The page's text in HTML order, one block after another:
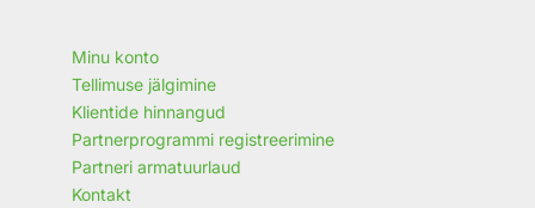
Minu konto
Tellimuse jälgimine
Klientide hinnangud
Partnerprogrammi registreerimine
Partneri armatuurlaud
Kontakt